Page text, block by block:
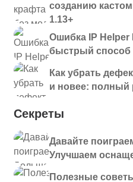
созданию
1.13+
Ошибка IP Helper
быстрый способ
Как убрать
и новее: полный
Секреты
Давайте
Улучшаем
Полезные